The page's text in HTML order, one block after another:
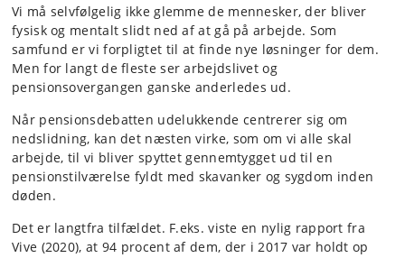
Vi må selvfølgelig ikke glemme de mennesker, der bliver
fysisk og mentalt slidt ned af at gå på arbejde. Som
samfund er vi forpligtet til at finde nye løsninger for dem.
Men for langt de fleste ser arbejdslivet og
pensionsovergangen ganske anderledes ud.
Når pensionsdebatten udelukkende centrerer sig om
nedslidning, kan det næsten virke, som om vi alle skal
arbejde, til vi bliver spyttet gennemtygget ud til en
pensionstilværelse fyldt med skavanker og sygdom inden
døden.
Det er langtfra tilfældet. F.eks. viste en nylig rapport fra
Vive (2020), at 94 procent af dem, der i 2017 var holdt op